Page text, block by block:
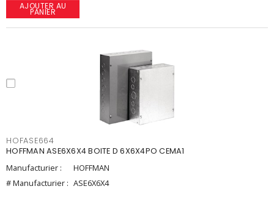
AJOUTER AU
PANIER
HOFASE664
HOFFMAN ASE6X6X4 BOITE D 6X6X4PO CEMA1
Manufacturier :
HOFFMAN
# Manufacturier : ASE6X6X4